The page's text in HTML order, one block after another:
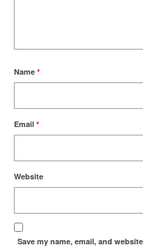
Name *
Email *
Website
Save my name, email, and